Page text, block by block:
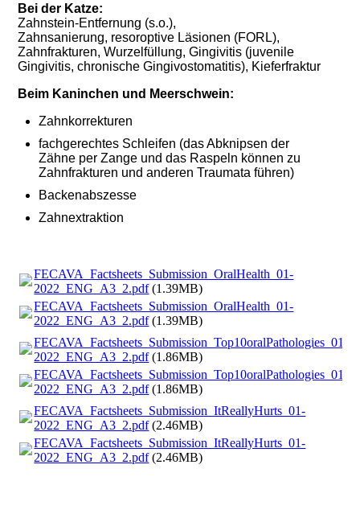
Bei der Katze:
Zahnstein-Entfernung (s.o.),
Zahnsanierung, resoroptive Läsionen (FORL),
Zahnfrakturen, Wurzelfüllung, Gingivitis (juvenile
Gingivitis, chronische Gingivostomatitis), Kieferfraktur
Beim Kaninchen und Meerschwein:
Zahnkorrekturen
fachgerechtes Schleifen (das Abknipsen der
Zähne per Zange und das Raspeln können zu
Zahnfrakturen und anderen Traumata führen)
Backenabszesse
Zahnextraktion
FECAVA_Factsheets_Submission_OralHealth_01-
2022_ENG_A3_2.pdf(1.39MB)
FECAVA_Factsheets_Submission_OralHealth_01-
2022_ENG_A3_2.pdf(1.39MB)
FECAVA_Factsheets_Submission_Top10oralPathologies_01-
2022_ENG_A3_2.pdf(1.86MB)
FECAVA_Factsheets_Submission_Top10oralPathologies_01-
2022_ENG_A3_2.pdf(1.86MB)
FECAVA_Factsheets_Submission_ItReallyHurts_01-
2022_ENG_A3_2.pdf(2.46MB)
FECAVA_Factsheets_Submission_ItReallyHurts_01-
2022_ENG_A3_2.pdf(2.46MB)